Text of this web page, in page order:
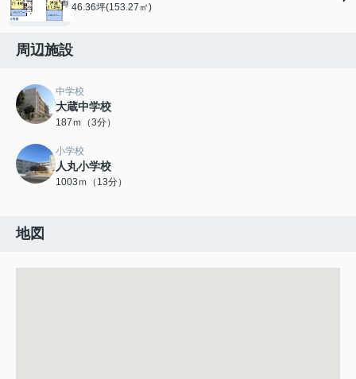
46.36坪(153.27㎡)
周辺施設
中学校
大蔵中学校
187ｍ（3分）
小学校
人丸小学校
1003ｍ（13分）
地図